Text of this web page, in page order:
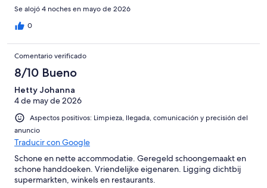
Se alojó 4 noches en mayo de 2026
0
Comentario verificado
8/10 Bueno
Hetty Johanna
4 de may de 2026
Aspectos positivos: Limpieza, llegada, comunicación y precisión del
anuncio
Traducir con Google
Schone en nette accommodatie. Geregeld schoongemaakt en
schone handdoeken. Vriendelijke eigenaren. Ligging dichtbij
supermarkten, winkels en restaurants.